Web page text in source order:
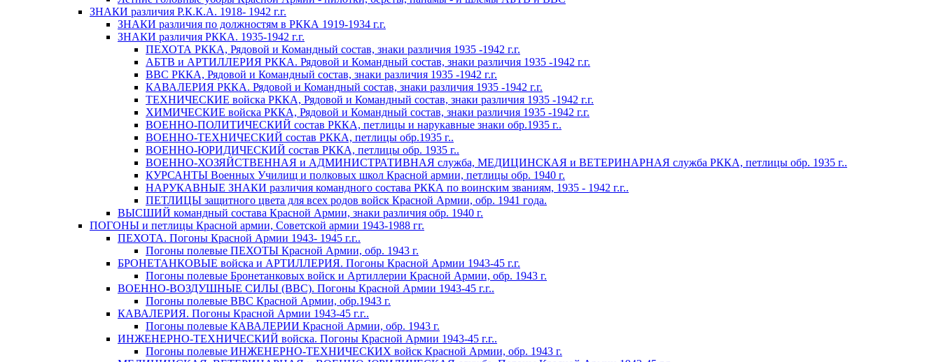
ЗНАКИ различия Р.К.К.А. 1918- 1942 г.г.
ЗНАКИ различия по должностям в РККА 1919-1934 г.г.
ЗНАКИ различия РККА. 1935-1942 г.г.
ПЕХОТА РККА, Рядовой и Командный состав, знаки различия 1935 -1942 г.г.
АБТВ и АРТИЛЛЕРИЯ РККА. Рядовой и Командный состав, знаки различия 1935 -1942 г.г.
ВВС РККА, Рядовой и Командный состав, знаки различия 1935 -1942 г.г.
КАВАЛЕРИЯ РККА. Рядовой и Командный состав, знаки различия 1935 -1942 г.г.
ТЕХНИЧЕСКИЕ войска РККА, Рядовой и Командный состав, знаки различия 1935 -1942 г.г.
ХИМИЧЕСКИЕ войска РККА, Рядовой и Командный состав, знаки различия 1935 -1942 г.г.
ВОЕННО-ПОЛИТИЧЕСКИЙ состав РККА, петлицы и нарукавные знаки обр.1935 г..
ВОЕННО-ТЕХНИЧЕСКИЙ состав РККА, петлицы обр.1935 г..
ВОЕННО-ЮРИДИЧЕСКИЙ состав РККА, петлицы обр. 1935 г..
ВОЕННО-ХОЗЯЙСТВЕННАЯ и АДМИНИСТРАТИВНАЯ служба, МЕДИЦИНСКАЯ и ВЕТЕРИНАРНАЯ служба РККА, петлицы обр. 1935 г..
КУРСАНТЫ Военных Училищ и полковых школ Красной армии, петлицы обр. 1940 г.
НАРУКАВНЫЕ ЗНАКИ различия командного состава РККА по воинским званиям, 1935 - 1942 г.г..
ПЕТЛИЦЫ защитного цвета для всех родов войск Красной Армии, обр. 1941 года.
ВЫСШИЙ командный состава Красной Армии, знаки различия обр. 1940 г.
ПОГОНЫ и петлицы Красной армии, Советской армии 1943-1988 гг.
ПЕХОТА. Погоны Красной Армии 1943- 1945 г.г..
Погоны полевые ПЕХОТЫ Красной Армии, обр. 1943 г.
БРОНЕТАНКОВЫЕ войска и АРТИЛЛЕРИЯ. Погоны Красной Армии 1943-45 г.г.
Погоны полевые Бронетанковых войск и Артиллерии Красной Армии, обр. 1943 г.
ВОЕННО-ВОЗДУШНЫЕ СИЛЫ (ВВС). Погоны Красной Армии 1943-45 г.г..
Погоны полевые ВВС Красной Армии, обр.1943 г.
КАВАЛЕРИЯ. Погоны Красной Армии 1943-45 г.г..
Погоны полевые КАВАЛЕРИИ Красной Армии, обр. 1943 г.
ИНЖЕНЕРНО-ТЕХНИЧЕСКИЙ войска. Погоны Красной Армии 1943-45 г.г..
Погоны полевые ИНЖЕНЕРНО-ТЕХНИЧЕСКИХ войск Красной Армии, обр. 1943 г.